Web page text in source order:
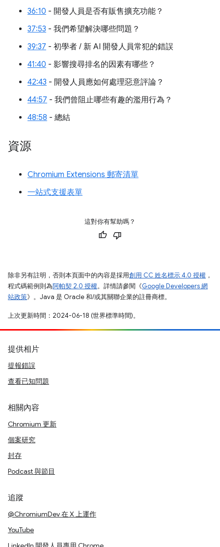
36:10 - 開發人員是否有販售擴充功能？
37:53 - 我們希望解決哪些問題？
39:37 - 初學者 / 新 AI 開發人員常犯的錯誤
41:40 - 影響搜尋排名的因素有哪些？
42:43 - 開發人員應如何處理惡意評論？
44:57 - 我們曾阻止哪些有趣的濫用行為？
48:58 - 總結
資源
Chromium Extensions 郵寄清單
一站式支援表單
這對你有幫助嗎？
除非另有註明，否則本頁面中的內容是採用創用 CC 姓名標示 4.0 授權 ，
程式碼範例則為阿帕契 2.0 授權。詳情請參閱《Google Developers 網
站政策》。Java 是 Oracle 和/或其關聯企業的註冊商標。
上次更新時間：2024-06-18 (世界標準時間)。
提供相片
提報錯誤
查看已知問題
相關內容
Chromium 更新
個案研究
封存
Podcast 與節目
追蹤
@ChromiumDev 在 X 上運作
YouTube